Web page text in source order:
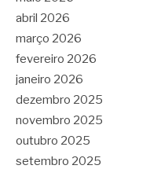
abril 2026
março 2026
fevereiro 2026
janeiro 2026
dezembro 2025
novembro 2025
outubro 2025
setembro 2025